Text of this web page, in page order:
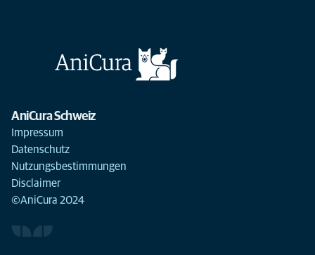
AniCura Schweiz
Impressum
Datenschutz
Nutzungsbestimmungen
Disclaimer
©AniCura 2024